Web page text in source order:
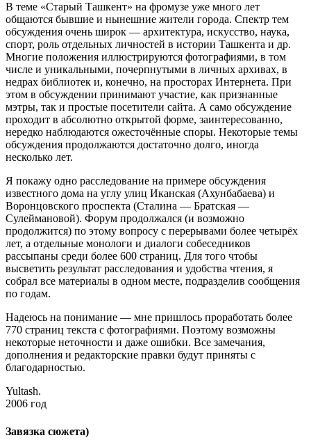
В теме «Старый Ташкент» на фромузе уже много лет
общаются бывшие и нынешние жители города. Спектр тем
обсуждения очень широк — архитектура, искусство, наука,
спорт, роль отдельных личностей в истории Ташкента и др.
Многие положения иллюстрируются фотографиями, в том
числе и уникальными, почерпнутыми в личных архивах, в
недрах библиотек и, конечно, на просторах Интернета. При
этом в обсуждении принимают участие, как признанные
мэтры, так и простые посетители сайта. А само обсуждение
проходит в абсолютно открытой форме, заинтересованно,
нередко наблюдаются ожесточённые споры. Некоторые темы
обсуждения продолжаются достаточно долго, иногда
несколько лет.
Я покажу одно расследование на примере обсуждения
известного дома на углу улиц Иканская (Ахунбабаева) и
Воронцовского проспекта (Сталина — Братская —
Сулеймановой). Форум продолжался (и возможно
продолжится) по этому вопросу с перерывами более четырёх
лет, а отдельные монологи и диалоги собеседников
рассыпаны среди более 600 страниц. Для того чтобы
высветить результат расследования и удобства чтения, я
собрал все материалы в одном месте, подразделив сообщения
по годам.
Надеюсь на понимание — мне пришлось проработать более
770 страниц текста с фотографиями. Поэтому возможны
некоторые неточности и даже ошибки. Все замечания,
дополнения и редакторские правки будут приняты с
благодарностью.
Yultash.
2006 год
Завязка сюжета)